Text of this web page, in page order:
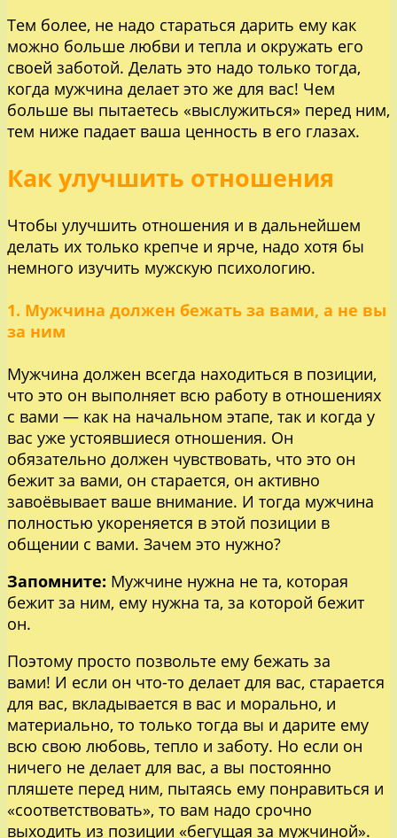
Тем более, не надо стараться дарить ему как
можно больше любви и тепла и окружать его
своей заботой. Делать это надо только тогда,
когда мужчина делает это же для вас! Чем
больше вы пытаетесь «выслужиться» перед ним,
тем ниже падает ваша ценность в его глазах.
Как улучшить отношения
Чтобы улучшить отношения и в дальнейшем
делать их только крепче и ярче, надо хотя бы
немного изучить мужскую психологию.
1. Мужчина должен бежать за вами, а не вы
за ним
Мужчина должен всегда находиться в позиции,
что это он выполняет всю работу в отношениях
с вами — как на начальном этапе, так и когда у
вас уже устоявшиеся отношения. Он
обязательно должен чувствовать, что это он
бежит за вами, он старается, он активно
завоёвывает ваше внимание. И тогда мужчина
полностью укореняется в этой позиции в
общении с вами. Зачем это нужно?
Запомните: Мужчине нужна не та, которая
бежит за ним, ему нужна та, за которой бежит
он.
Поэтому просто позвольте ему бежать за
вами! И если он что-то делает для вас, старается
для вас, вкладывается в вас и морально, и
материально, то только тогда вы и дарите ему
всю свою любовь, тепло и заботу. Но если он
ничего не делает для вас, а вы постоянно
пляшете перед ним, пытаясь ему понравиться и
«соответствовать», то вам надо срочно
выходить из позиции «бегущая за мужчиной».